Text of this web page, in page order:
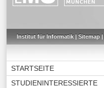
Institut für Informatik| Sitemap|
STARTSEITE
STUDIENINTERESSIERTE